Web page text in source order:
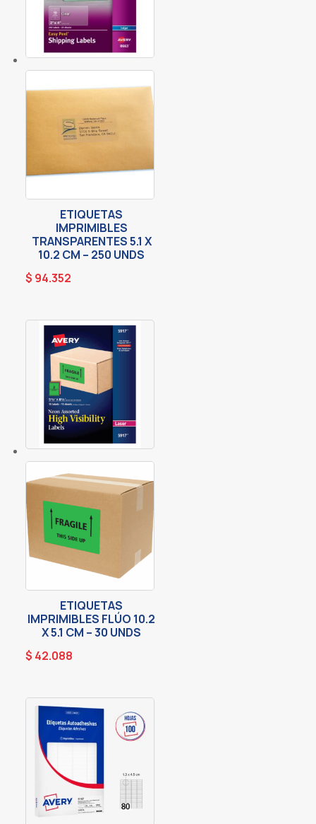
ETIQUETAS
IMPRIMIBLES
TRANSPARENTES 5.1 X
10.2 CM – 250 UNDS
$ 94.352
ETIQUETAS
IMPRIMIBLES FLÚO 10.2
X 5.1 CM – 30 UNDS
$ 42.088